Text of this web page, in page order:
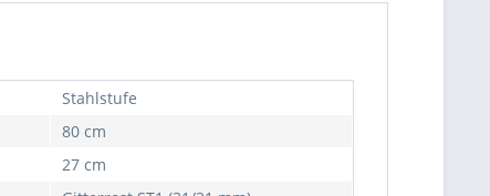
Stahlstufe
80 cm
27 cm